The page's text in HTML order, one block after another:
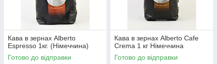
Кава в зернах Alberto
Espresso 1кг. (Німеччина)
Готово до відправки
Кава в зернах Alberto Cafe
Crema 1 кг Німеччина
Готово до відправки